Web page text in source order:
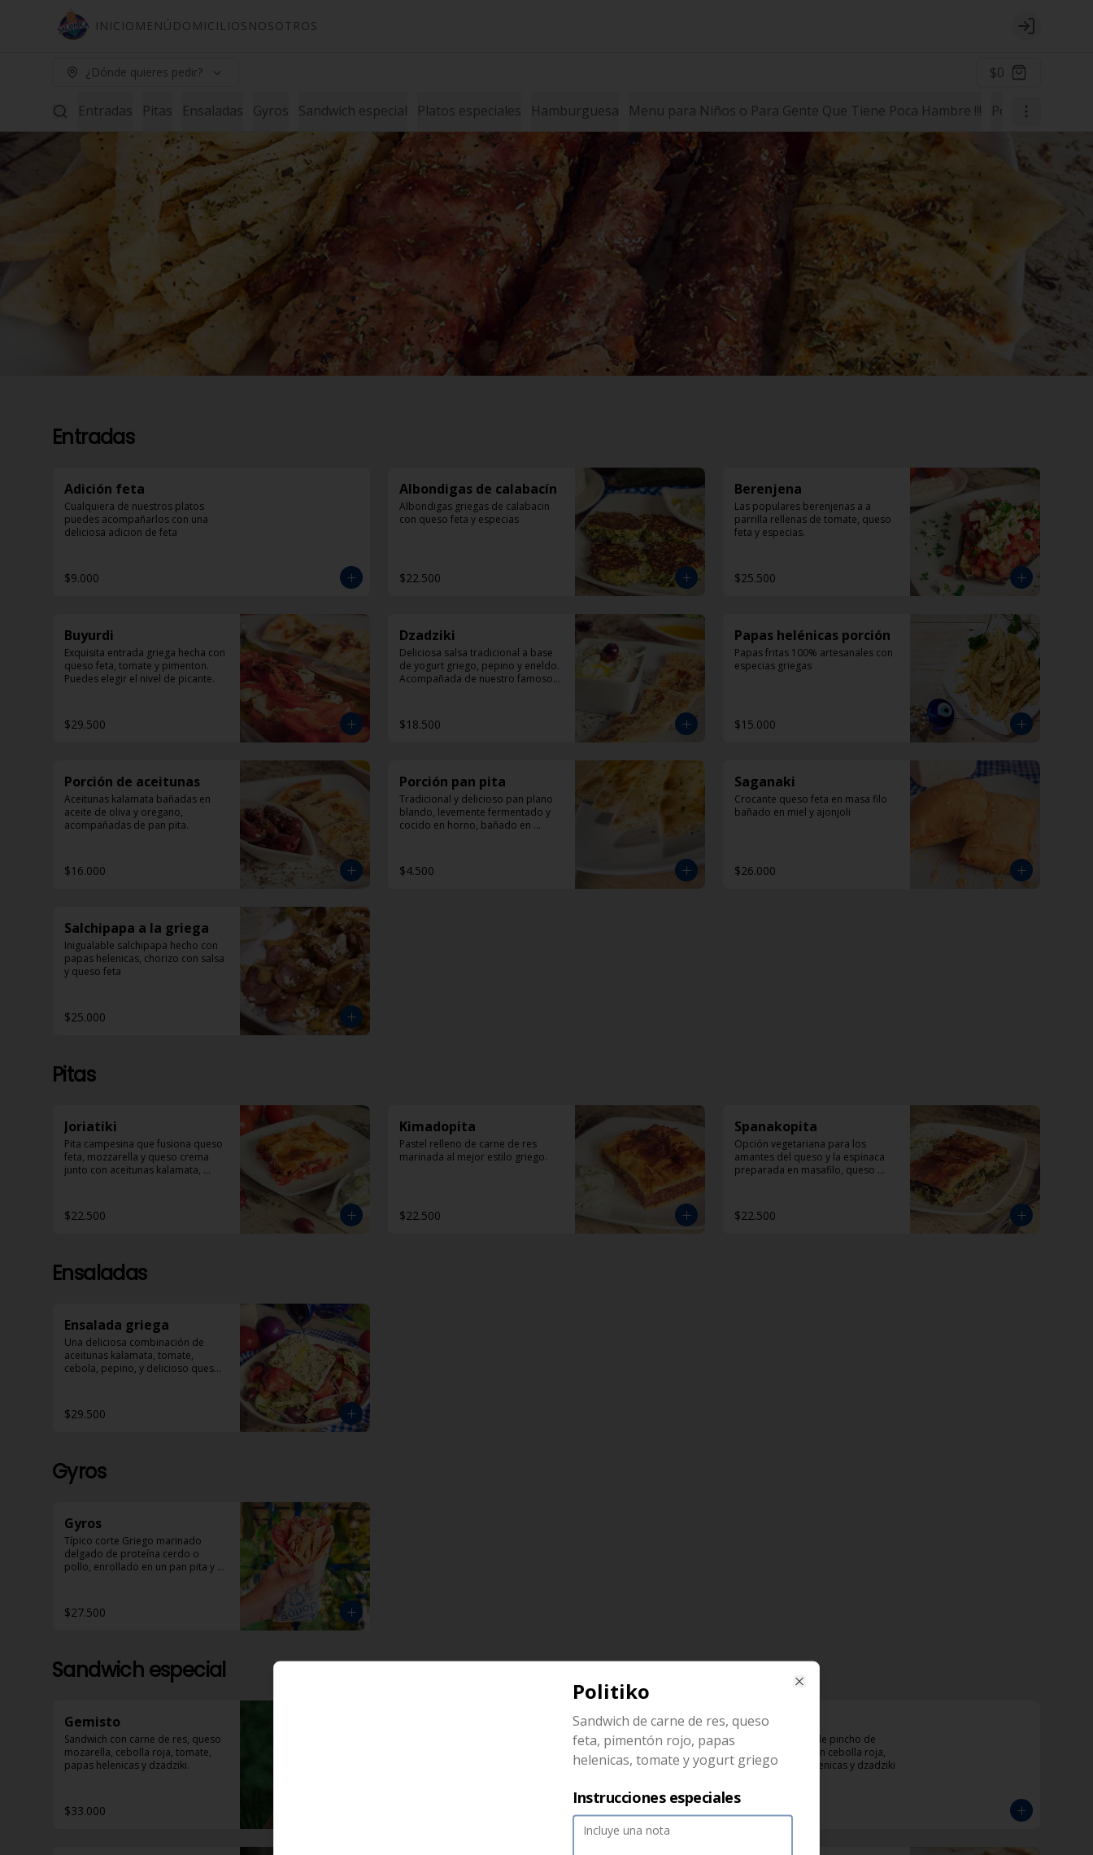
INICIO MENÚ DOMICILIOS NOSOTROS Login
¿Dónde quieres pedir? $0
Entradas Pitas Ensaladas Gyros Sandwich especial Platos especiales Hamburguesa Menu para Niños o Para Gente Que Tiene Poca Hambre !!! Postres
Entradas
Adición feta
Cualquiera de nuestros platos
puedes acompañarlos con una
deliciosa adicion de feta
$9.000
Albondigas de calabacín
Albondigas griegas de calabacin
con queso feta y especias
$22.500
Berenjena
Las populares berenjenas a a
parrilla rellenas de tomate, queso
feta y especias.
$25.500
Buyurdi
Exquisita entrada griega hecha con
queso feta, tomate y pimenton.
Puedes elegir el nivel de picante.
$29.500
Dzadziki
Deliciosa salsa tradicional a base
de yogurt griego, pepino y eneldo.
Acompañada de nuestro famoso
$18.500
Papas helénicas porción
Papas fritas 100% artesanales con
especias griegas
$15.000
Porción de aceitunas
Aceitunas kalamata bañadas en
aceite de oliva y oregano,
acompañadas de pan pita.
$16.000
Porción pan pita
Tradicional y delicioso pan plano
blando, levemente fermentado y
cocido en horno, bañado en
$4.500
Saganaki
Crocante queso feta en masa filo
bañado en miel y ajonjoli
$26.000
Salchipapa a la griega
Inigualable salchipapa hecho con
papas helenicas, chorizo con salsa
y queso feta
$25.000
Pitas
Joriatiki
Pita campesina que fusiona queso
feta, mozzarella y queso crema
junto con aceitunas kalamata,
Dzadziki
$22.500
Kimadopita
Pastel relleno de carne de res
marinada al mejor estilo griego.
$22.500
Spanakopita
Opción vegetariana para los
amantes del queso y la espinaca
preparada en masafilo, queso
Dzadziki.
$22.500
Ensaladas
Ensalada griega
Una deliciosa combinación de
aceitunas kalamata, tomate,
cebola, pepino, y delicioso queso
$29.500
Gyros
Gyros
Típico corte Griego marinado
delgado de proteína cerdo o
pollo, enrollado en un pan pita y
$27.500
Sandwich especial
Gemisto
Sandwich con carne de res, queso
mozarella, cebolla roja, tomate,
papas helenicas y dzadziki.
$33.000
KotoBeikon
Sandwich con doble pincho de
pollo y tocineta con cebolla roja,
tomate, papas helenicas y dzadziki
$33.000
Politiko
Sandwich de carne de res, queso
feta, pimentón rojo, papas
helenicas, tomate y yogurt griego
Instrucciones especiales